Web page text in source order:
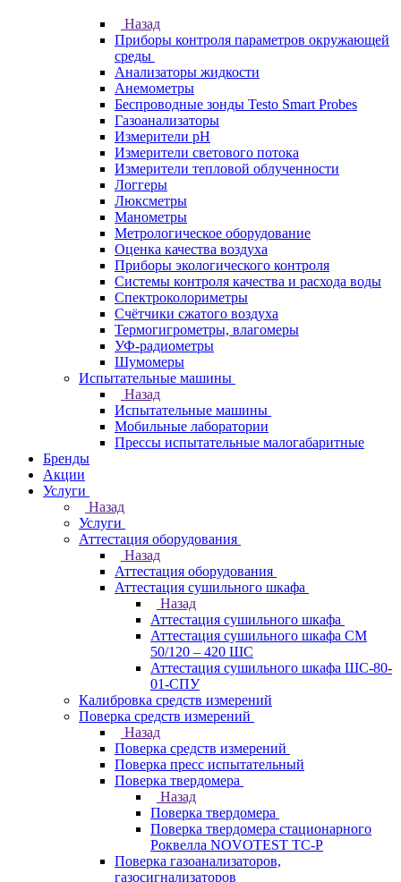
Назад
Приборы контроля параметров окружающей
среды
Анализаторы жидкости
Анемометры
Беспроводные зонды Testo Smart Probes
Газоанализаторы
Измерители pH
Измерители светового потока
Измерители тепловой облученности
Логгеры
Люксметры
Манометры
Метрологическое оборудование
Оценка качества воздуха
Приборы экологического контроля
Системы контроля качества и расхода воды
Спектроколориметры
Счётчики сжатого воздуха
Термогигрометры, влагомеры
УФ-радиометры
Шумомеры
Испытательные машины
Назад
Испытательные машины
Мобильные лаборатории
Прессы испытательные малогабаритные
Бренды
Акции
Услуги
Назад
Услуги
Аттестация оборудования
Назад
Аттестация оборудования
Аттестация сушильного шкафа
Назад
Аттестация сушильного шкафа
Аттестация сушильного шкафа СМ
50/120 – 420 ШС
Аттестация сушильного шкафа ШС-80-
01-СПУ
Калибровка средств измерений
Поверка средств измерений
Назад
Поверка средств измерений
Поверка пресс испытательный
Поверка твердомера
Назад
Поверка твердомера
Поверка твердомера стационарного
Роквелла NOVOTEST TС-Р
Поверка газоанализаторов,
газосигнализаторов